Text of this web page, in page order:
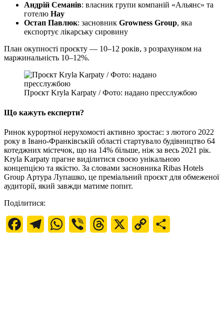
Андрій Семанів: власник групи компаній «Альянс» та
готелю Hay
Остап Павлюк: засновник Growness Group, яка
експортує лікарську сировину
План окупності проєкту — 10–12 років, з розрахунком на
маржинальність 10–12%.
Проєкт Kryla Karpaty / Фото: надано пресслужбою
Що кажуть експерти?
Ринок курортної нерухомості активно зростає: з лютого 2022
року в Івано-Франківській області стартувало будівництво 64
котеджних містечок, що на 14% більше, ніж за весь 2021 рік.
Kryla Karpaty прагне виділитися своєю унікальною
концепцією та якістю. За словами засновника Ribas Hotels
Group Артура Лупашко, це преміальний проєкт для обмеженої
аудиторії, який завжди матиме попит.
Поділитися:
FacebookTelegramWhatsApp
Viber Threads
Copy